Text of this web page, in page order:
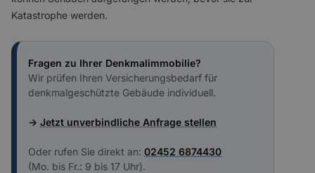
Katastrophe werden.
Fragen zu Ihrer Denkmalimmobilie?
Wir prüfen Ihren Versicherungsbedarf für
denkmalgeschützte Gebäude individuell.
→ Jetzt unverbindliche Anfrage stellen
Oder rufen Sie direkt an: 02452 6874430
(Mo. bis Fr.: 9 bis 17 Uhr).